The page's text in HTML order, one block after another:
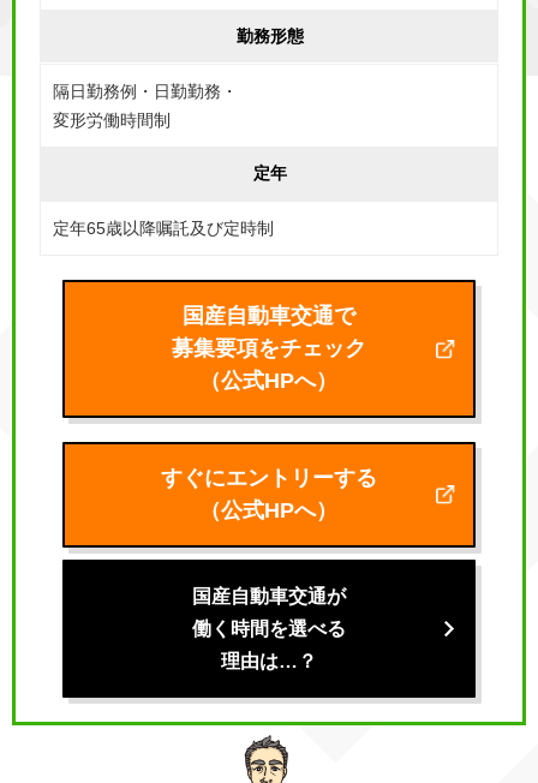
勤務形態
隔日勤務例・日勤勤務・
変形労働時間制
定年
定年65歳以降嘱託及び定時制
国産自動車交通で
募集要項をチェック
（公式HPへ）
すぐにエントリーする
（公式HPへ）
国産自動車交通が
働く時間を選べる
理由は…？